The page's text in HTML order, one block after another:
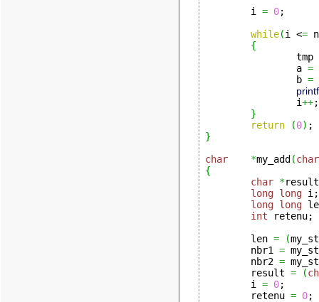
i = 0;
while(i <= n
{
tmp
a =
b =
printf
i++;
}
return
(0)
}
char
*my_add (char
{
char *
long long i;
long long
int retenu;
len = (
nbr1 =
nbr2 =
result = (
i = 0;
retenu = 0;